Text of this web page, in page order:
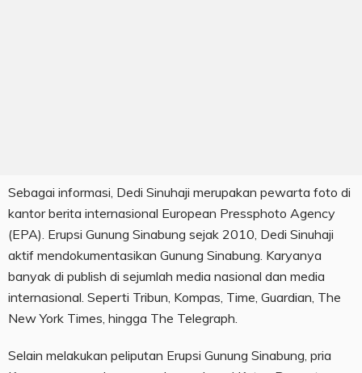
Sebagai informasi, Dedi Sinuhaji merupakan pewarta foto di
kantor berita internasional European Pressphoto Agency
(EPA). Erupsi Gunung Sinabung sejak 2010, Dedi Sinuhaji
aktif mendokumentasikan Gunung Sinabung. Karyanya
banyak di publish di sejumlah media nasional dan media
internasional. Seperti Tribun, Kompas, Time, Guardian, The
New York Times, hingga The Telegraph.
Selain melakukan peliputan Erupsi Gunung Sinabung, pria